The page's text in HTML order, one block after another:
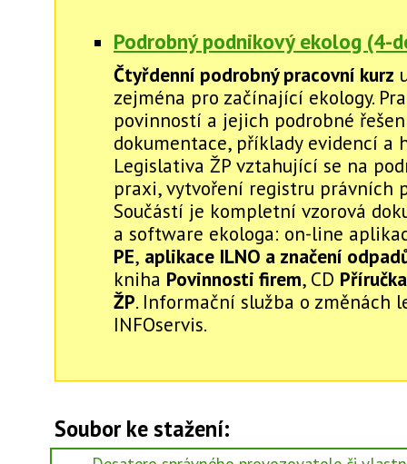
Podrobný podnikový ekolog (4-
Čtyřdenní podrobný pracovní kurz
zejména pro začínající ekology.
povinností a jejich podrobné
dokumentace, příklady evidencí a
Legislativa ŽP vztahující se na
praxi, vytvoření registru právních
Součástí je kompletní vzorová
a software ekologa: on-line
PE, aplikace ILNO a značení
kniha Povinnosti firem, CD
ŽP. Informační služba o změnách
INFOservis.
Soubor ke stažení: